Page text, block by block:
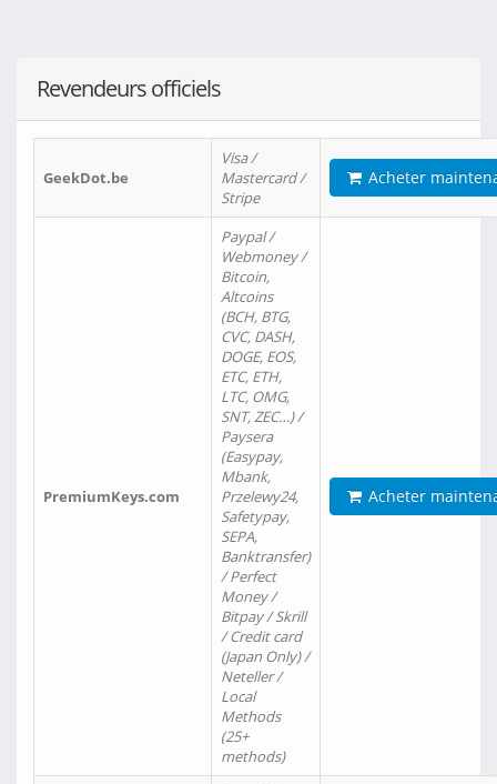
Revendeurs officiels
GeekDot.be
Visa /
Mastercard /
Stripe
Acheter
PremiumKeys.com
Paypal /
Webmoney /
Bitcoin,
Altcoins
(BCH, BTG,
CVC, DASH,
DOGE, EOS,
ETC, ETH,
LTC, OMG,
SNT, ZEC…) /
Paysera
(Easypay,
Mbank,
Przelewy24,
Safetypay,
SEPA,
Banktransfer)
/ Perfect
Money /
Bitpay / Skrill
/ Credit card
(Japan Only) /
Neteller /
Local
Methods
(25+
methods)
Acheter